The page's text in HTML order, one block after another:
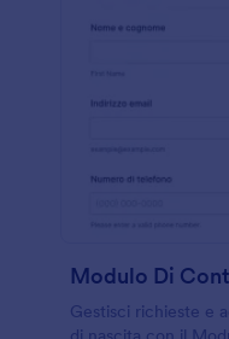
Gestisci richieste e